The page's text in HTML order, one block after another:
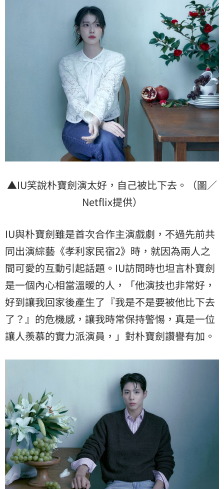
▲IU笑說朴寶劍演太好，自己被比下去。（圖／
Netflix提供）
IU與朴寶劍雖是首次合作主演戲劇，不過先前共
同出演綜藝《孝利家民宿2》時，就因為兩人之
間可愛的互動引起話題。IU訪問時也坦言朴寶劍
是一個內心相當溫暖的人，「他演技也非常好，
好到讓我回家後產生了『我是不是要被他比下去
了？』的危機感，讓我時常保持警惕，真是一位
讓人羨慕的實力派演員，」對朴寶劍讚譽有加。